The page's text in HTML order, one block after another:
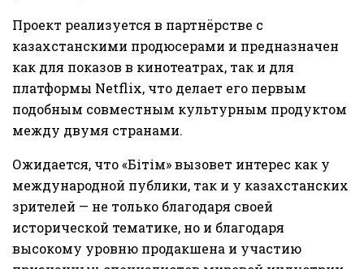
Проект реализуется в партнёрстве с
казахстанскими продюсерами и предназначен
как для показов в кинотеатрах, так и для
платформы Netflix, что делает его первым
подобным совместным культурным продуктом
между двумя странами.
Ожидается, что «Бітім» вызовет интерес как у
международной публики, так и у казахстанских
зрителей — не только благодаря своей
исторической тематике, но и благодаря
высокому уровню продакшена и участию